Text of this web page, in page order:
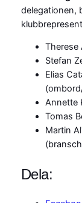
delegationen,
Therese
Stefan
Elias
Annette
Tomas
Martin
Dela: